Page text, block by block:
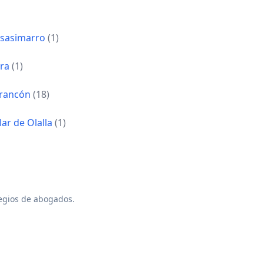
(1)
(1)
(18)
de Olalla (1)
de abogados.